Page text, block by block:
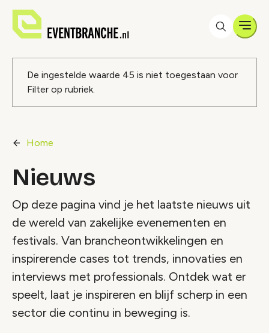
Foutmelding
De ingestelde waarde 45 is niet toegestaan voor
Filter op rubriek.
Home
Nieuws
Op deze pagina vind je het laatste nieuws uit
de wereld van zakelijke evenementen en
festivals. Van brancheontwikkelingen en
inspirerende cases tot trends, innovaties en
interviews met professionals. Ontdek wat er
speelt, laat je inspireren en blijf scherp in een
sector die continu in beweging is.